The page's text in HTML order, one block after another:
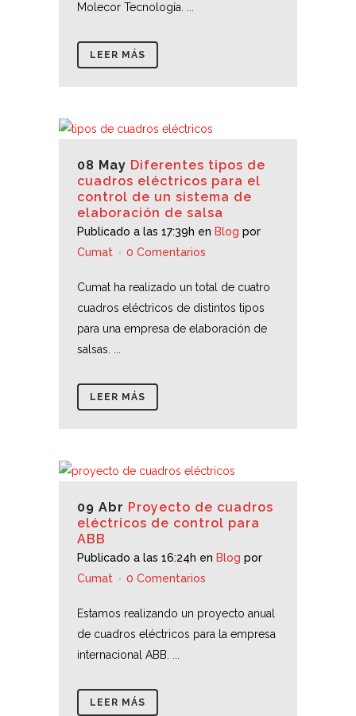
Molecor Tecnología. ...
LEER MÁS
08 May Diferentes tipos de
cuadros eléctricos para el
control de un sistema de
elaboración de salsa
Publicado a las 17:39h en Blog por
Cumat
0 Comentarios
Cumat ha realizado un total de cuatro
cuadros eléctricos de distintos tipos
para una empresa de elaboración de
salsas. ...
LEER MÁS
09 Abr Proyecto de cuadros
eléctricos de control para
ABB
Publicado a las 16:24h en Blog por
Cumat
0 Comentarios
Estamos realizando un proyecto anual
de cuadros eléctricos para la empresa
internacional ABB. ...
LEER MÁS